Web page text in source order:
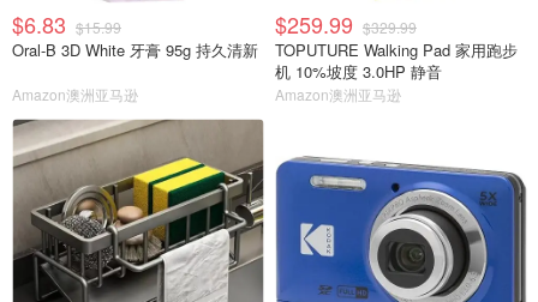
$6.83 $15.99
Oral-B 3D White 牙膏 95g 持久清新
Amazon澳洲亚马逊
$259.99 $329.99
TOPUTURE Walking Pad 家用跑步
机 10%坡度 3.0HP 静音
Amazon澳洲亚马逊